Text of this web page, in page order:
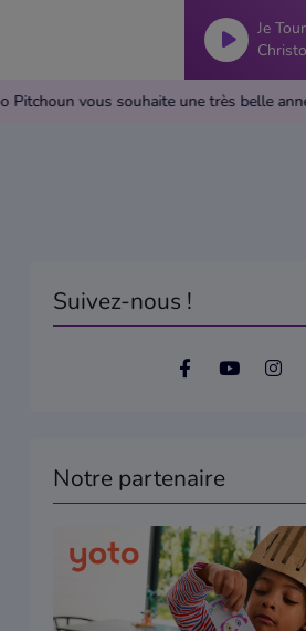
Pitchoun vous souhaite une très belle
Suivez-nous !
Notre partenaire